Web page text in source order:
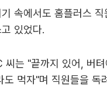
속에서도 홈플러스 직
있었다.
씨는 "끝까지 있어, 버
도 먹자"며 직원들을 독